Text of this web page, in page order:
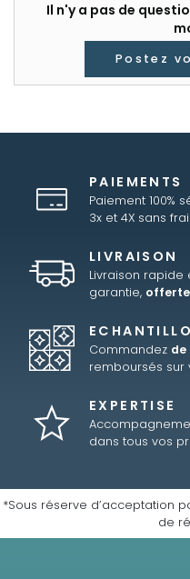
Il n'y a pas de
Postez
PAIEMENTS
Paiement 100%
3x et 4X sans
LIVRAISON
Livraison
garantie,
Commandez de
remboursés
EXPERTISE
dans tous vos
*Sous réserve d’acceptation
de